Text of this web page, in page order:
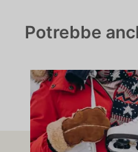
Potrebbe